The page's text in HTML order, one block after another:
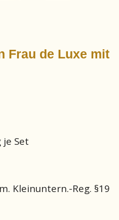
Frau de Luxe mit
je Set
Kleinuntern.-Reg. §19